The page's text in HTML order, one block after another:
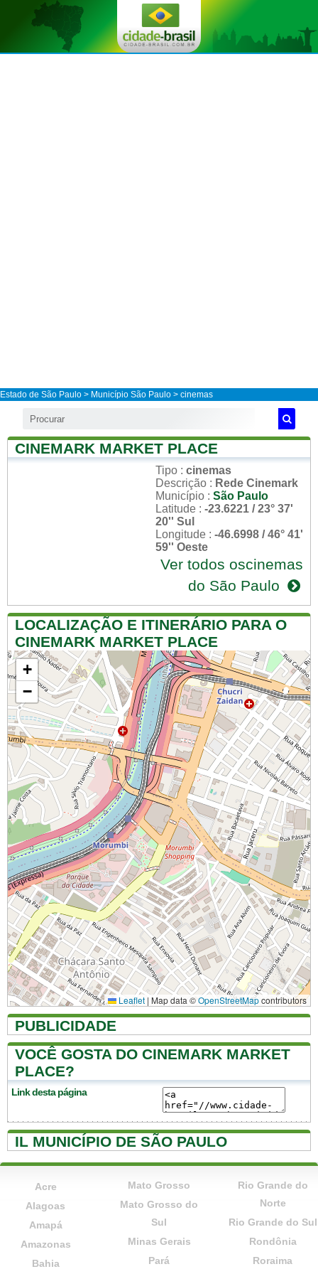
Estado de São Paulo > Município São Paulo > cinemas
CINEMARK MARKET PLACE
Tipo : cinemas
Descrição : Rede Cinemark
Município : São Paulo
Latitude : -23.6221 / 23° 37'
20'' Sul
Longitude : -46.6998 / 46° 41'
59'' Oeste
Ver todos oscinemas
do São Paulo
LOCALIZAÇÃO E ITINERÁRIO PARA O
CINEMARK MARKET PLACE
+
−
Leaflet | Map data ©OpenStreetMapcontributors
PUBLICIDADE
VOCÊ GOSTA DO CINEMARK MARKET
PLACE?
Link desta página
IL MUNICÍPIO DE SÃO PAULO
Acre
Alagoas
Amapá
Amazonas
Bahia
Mato Grosso
Mato Grosso do
Sul
Minas Gerais
Pará
Rio Grande do
Norte
Rio Grande do Sul
Rondônia
Roraima